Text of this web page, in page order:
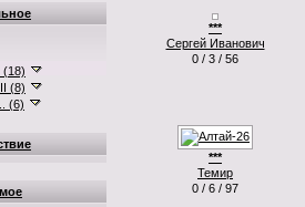
(18)
(8)
(6)
***
Сергей Иванович
0 / 3 / 56
***
Темир
0 / 6 / 97